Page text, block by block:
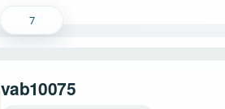
7
vab10075